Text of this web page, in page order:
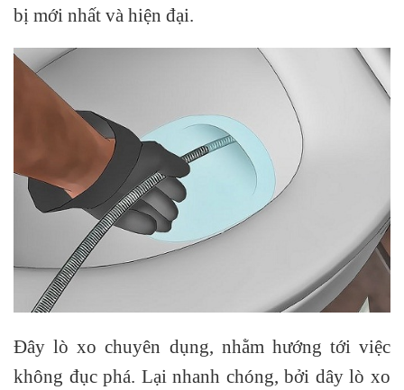
bị mới nhất và hiện đại.
Đây lò xo chuyên dụng, nhằm hướng tới việc
không đục phá. Lại nhanh chóng, bởi dây lò xo